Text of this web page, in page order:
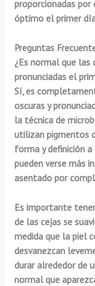
proporcionadas
óptimo el primer
Preguntas
¿Es normal que las
pronunciadas el
Sí, es
oscuras y
la técnica de
utilizan pigmentos
forma y definición
pueden verse más
asentado por
Es importante
de las cejas se
medida que la piel
desvanezcan
durar alrededor de
normal que